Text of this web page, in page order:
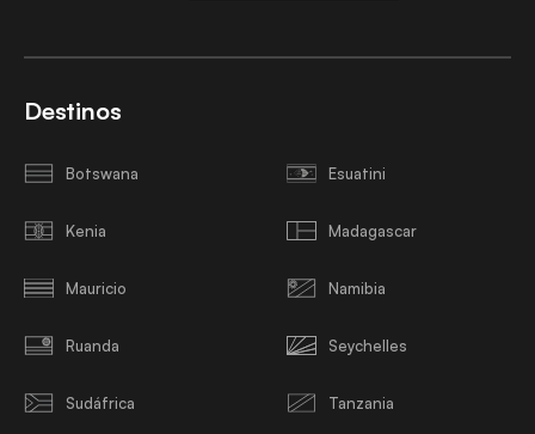
Destinos
Botswana Esuatini
Kenia Madagascar
Mauricio Namibia
Ruanda Seychelles
Sudáfrica Tanzania